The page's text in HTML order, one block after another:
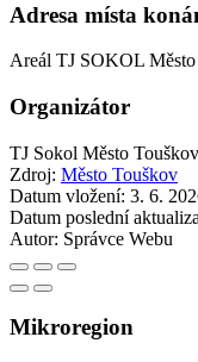
Adresa místa
Areál TJ SOKOL
Organizátor
TJ Sokol Město Touškov
Zdroj: Město Touškov
Datum vložení: 3. 6.
Datum poslední
Autor: Správce Webu
Mikroregion